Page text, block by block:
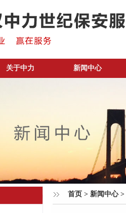
关于中力 新闻中心
首页 > 新闻中心>